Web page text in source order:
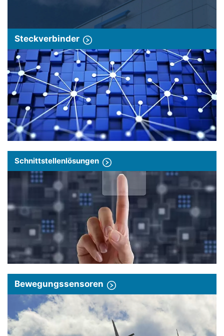
Steckverbinder
Schnittstellenlösungen
Bewegungssensoren